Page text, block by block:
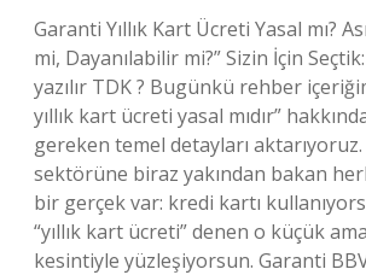
Garanti Yıllık Kart Ücreti Yasal mı?
mi, Dayanılabilir mi?” Sizin İçin
yazılır TDK ? Bugünkü rehber
yıllık kart ücreti yasal mıdır”
gereken temel detayları aktarıyoruz.
sektörüne biraz yakından bakan
bir gerçek var: kredi kartı
“yıllık kart ücreti” denen o küçük
kesintiyle yüzleşiyorsun. Garanti